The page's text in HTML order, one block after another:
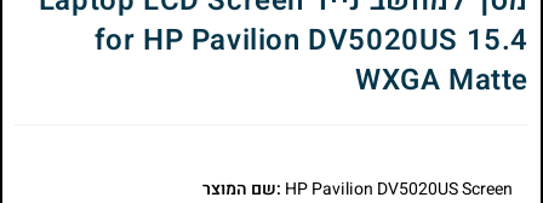
for HP Pavilion DV5020US 15.4
WXGA Matte
:שם המוצר